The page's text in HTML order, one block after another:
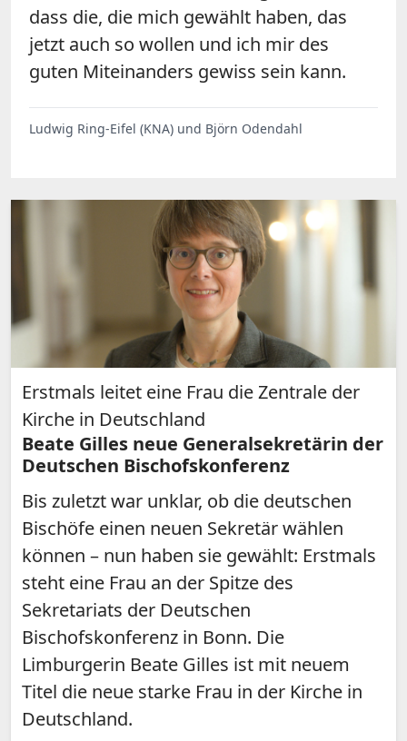
dass die, die mich gewählt haben, das
jetzt auch so wollen und ich mir des
guten Miteinanders gewiss sein kann.
Ludwig Ring-Eifel (KNA) und Björn Odendahl
Erstmals leitet eine Frau die Zentrale der
Kirche in Deutschland
Beate Gilles neue Generalsekretärin der
Deutschen Bischofskonferenz
Bis zuletzt war unklar, ob die deutschen
Bischöfe einen neuen Sekretär wählen
können – nun haben sie gewählt: Erstmals
steht eine Frau an der Spitze des
Sekretariats der Deutschen
Bischofskonferenz in Bonn. Die
Limburgerin Beate Gilles ist mit neuem
Titel die neue starke Frau in der Kirche in
Deutschland.